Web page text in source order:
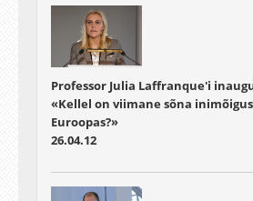
Professor Julia Laffranque'i
«Kellel on viimane sõna
Euroopas?»
26.04.12